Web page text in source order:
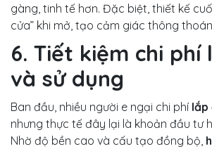
gàng, tinh tế hơn. Đặc biệt, thiết kế
cửa” khi mở, tạo cảm giác thông
6. Tiết kiệm chi phí
và sử dụng
Ban đầu, nhiều người e ngại chi phí lắp
nhưng thực tế đây lại là khoản đầu tư
Nhờ độ bền cao và cấu tạo đồng bộ,